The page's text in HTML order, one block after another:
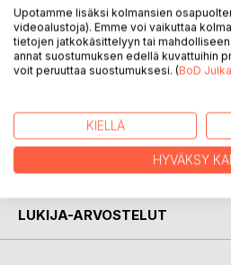
Kun laivanvarustamon johtaja
virallinen tutkimus vaikuttaa
Entinen rikostutkija, nykyinen
Hawtree, saa selvitettäväkseen,
KIRJAILIJA
LEHDISTÖARVOSTELUT
LUKIJA-ARVOSTELUT
Upotamme lisäksi kolmansien
videoalustoja). Emme voi vaikuttaa
tietojen jatkokäsittelyyn tai
annat suostumuksen edellä kuvattuihin
voit peruuttaa suostumuksesi. (BoD
KIELLÄ
HYVÄKSY